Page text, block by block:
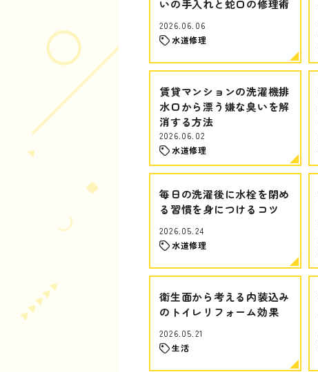
いの手入れと蛇口の修理術
2026.06.06
水道修理
賃貸マンションの洗濯機排
水口から漂う嫌な臭いを解
消する方法
2026.06.02
水道修理
毎日の洗濯後に水栓を閉め
る習慣を身につけるコツ
2026.05.24
水道修理
衛生面から考える内装込み
のトイレリフォーム効果
2026.05.21
生活